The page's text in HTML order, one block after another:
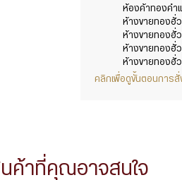
ห้องค้าทองคำแ
ห้างขายทองฮั่ว
ห้างขายทองฮั่ว
ห้างขายทองฮั่ว
ห้างขายทองฮั่
คลิกเพื่อดูขั้นตอนการ
ค้าที่คุณอาจสนใจ